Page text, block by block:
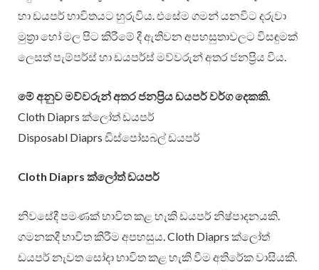
හා ඩයපර් භාවිතයට හුරුවිය. එසේම ගමන් යනවිට දරුවා
මුත්‍රා හෝ මල පිට කිරීමේ දී ඇතිවන අපහසුතාවලට විසඳුමක්
ලෙසත් පැම්පර්ස් හා ඩයපර්ස් මව්වරුන් අතර ජනප්‍රිය විය.
මේ අනුව මව්වරුන් අතර ජනප්‍රිය ඩයපර් වර්ග දෙකකි.
Cloth Diaprs ක්ලෝත් ඩයපර්
Disposabl Diaprs ඩිස්පෝසබල් ඩයපර්
Cloth Diaprs ක්ලෝත් ඩයපර්
නිවසේදී පමණක් භාවිත කළ හැකි ඩයපර් නිෂ්පාදනයකි.
ගමනකදී භාවිත කිරීම අපහසුය. Cloth Diaprs ක්ලෝත්
ඩයපර් නැවත සෝදා භාවිත කළ හැකි වීම අතිරේක වාසියකි.